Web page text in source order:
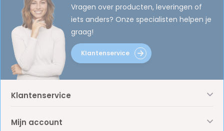
Vragen over producten, leveringen of
iets anders? Onze specialisten helpen je
graag!
Klantenservice
Klantenservice
Mijn account